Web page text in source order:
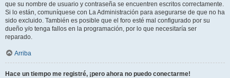
que su nombre de usuario y contraseña se encuentren escritos correctamente.
Si lo están, comuníquese con La Administración para asegurarse de que no ha
sido excluido. También es posible que el foro esté mal configurado por su
dueño y/o tenga fallos en la programación, por lo que necesitaría ser
reparado.
Arriba
Hace un tiempo me registré, ¡pero ahora no puedo conectarme!